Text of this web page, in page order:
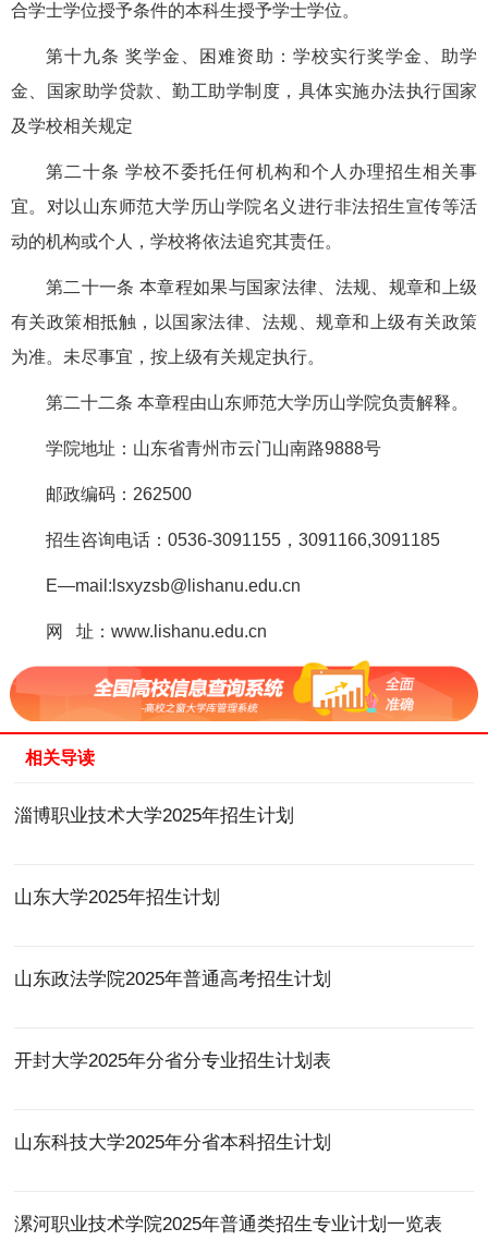
合学士学位授予条件的本科生授予学士学位。
第十九条 奖学金、困难资助：学校实行奖学金、助学
金、国家助学贷款、勤工助学制度，具体实施办法执行国家
及学校相关规定
第二十条 学校不委托任何机构和个人办理招生相关事
宜。对以山东师范大学历山学院名义进行非法招生宣传等活
动的机构或个人，学校将依法追究其责任。
第二十一条 本章程如果与国家法律、法规、规章和上级
有关政策相抵触，以国家法律、法规、规章和上级有关政策
为准。未尽事宜，按上级有关规定执行。
第二十二条 本章程由山东师范大学历山学院负责解释。
学院地址：山东省青州市云门山南路9888号
邮政编码：262500
招生咨询电话：0536-3091155，3091166,3091185
E—mail:lsxyzsb@lishanu.edu.cn
网 址：www.lishanu.edu.cn
相关导读
淄博职业技术大学2025年招生计划
山东大学2025年招生计划
山东政法学院2025年普通高考招生计划
开封大学2025年分省分专业招生计划表
山东科技大学2025年分省本科招生计划
漯河职业技术学院2025年普通类招生专业计划一览表